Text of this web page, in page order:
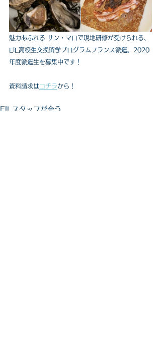
魅力あふれる サン・マロで現地研修が受けられる、
EIL高校生交換留学プログラムフランス派遣。2020
年度派遣生を募集中です！
資料請求はコチラから！
EILスタッフが会う